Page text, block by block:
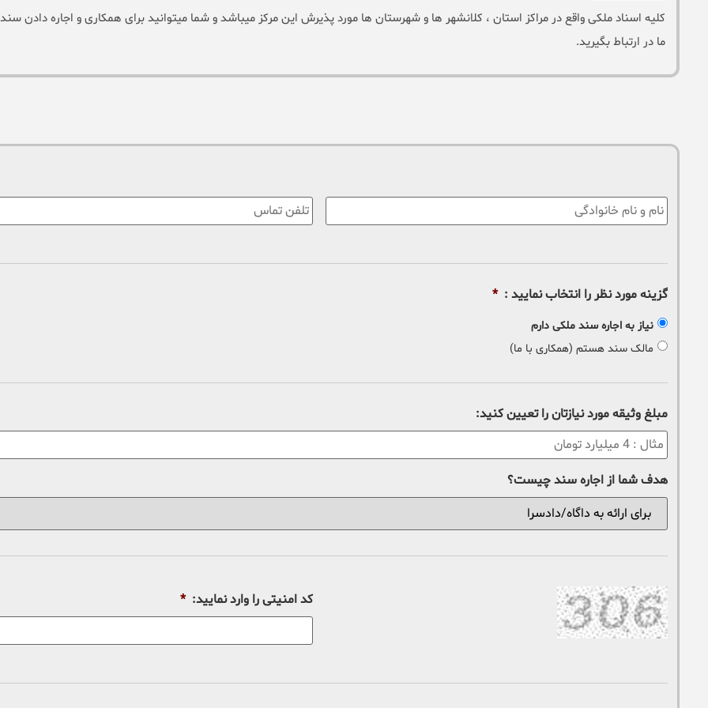
کلیه اسناد ملکی واقع در مراکز استان ، کلانشهر ها و شهرستان ها مورد پذیرش این مرکز میباشد و شما میتوانید برای همکاری و اجاره دادن
ما در ارتباط بگیرید.
:
تماس
:
*
گزینه مورد نظر را انتخاب نمایید : *
نیاز به اجاره سند ملکی دارم
مالک سند هستم (همکاری با ما)
مبلغ وثیقه مورد نیازتان را تعیین کنید:
هدف شما از اجاره سند چیست؟
کد امنیتی را وارد نمایید: *